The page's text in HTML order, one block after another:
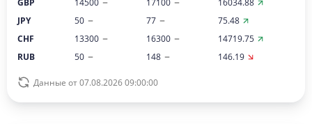
GBP
14500 17100
16034.88
JPY
50 77
75.48
CHF
13300 16300
14719.75
RUB
50 148 146.19
Данные от 07.08.2026 09:00:00